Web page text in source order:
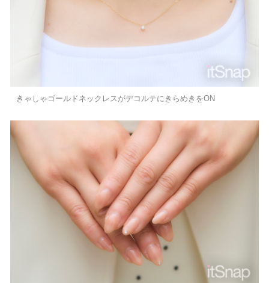
きゃしゃゴールドネックレスがデコルテにきらめきをON